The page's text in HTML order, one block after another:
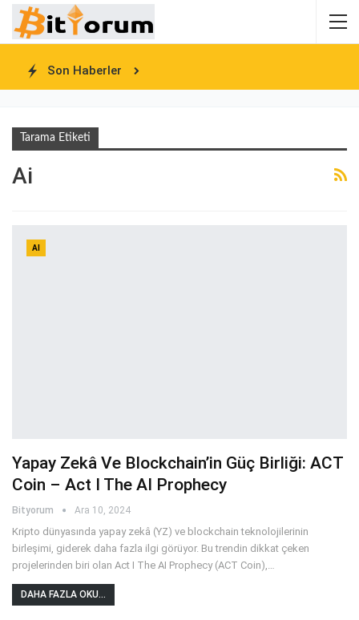
Son Haberler
Tarama Etiketi
Ai
AI
Yapay Zekâ Ve Blockchain’in Güç Birliği: ACT
Coin – Act I The AI Prophecy
Bityorum Ara 10, 2024
Kripto dünyasında yapay zekâ (YZ) ve blockchain teknolojilerinin
birleşimi, giderek daha fazla ilgi görüyor. Bu trendin dikkat çeken
projelerinden biri olan Act I The AI Prophecy (ACT Coin),…
DAHA FAZLA OKU...